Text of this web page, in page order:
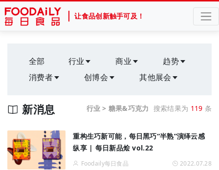
让食品创新触手可及！
全部 行业 商业
趋势
消费者
创博会 其他展会
行业 > 糖果&巧克力 搜索结果为 119 条
新消息
重构生巧新可能，每日黑巧“半熟”演绎云感
纵享 | 每日新品烩 vol.22
Foodaily每日食品 2022.07.28